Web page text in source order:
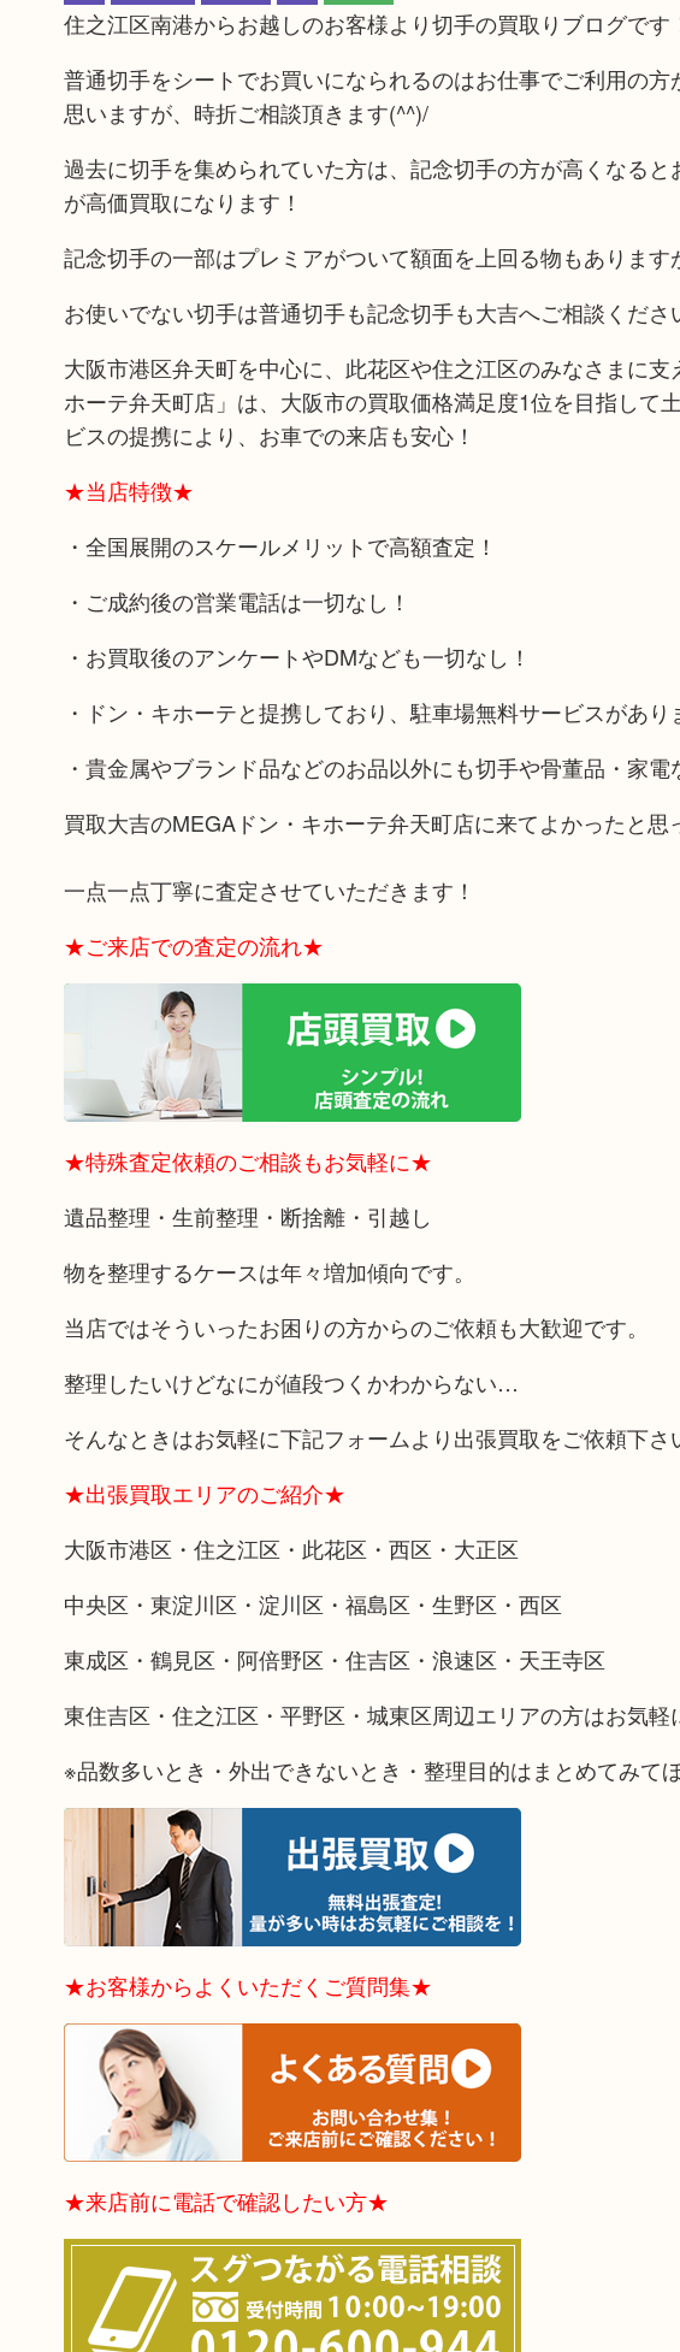
住之江区南港からお越しのお客様より切手の買取りブログです
普通切手をシートでお買いになられるのはお仕事でご利用の
思いますが、時折ご相談頂きます(^^)/
過去に切手を集められていた方は、記念切手の方が高くなる
が高価買取になります！
記念切手の一部はプレミアがついて額面を上回る物もありま
お使いでない切手は普通切手も記念切手も大吉へご相談くださ
大阪市港区弁天町を中心に、此花区や住之江区のみなさまに
ホーテ弁天町店」は、大阪市の買取価格満足度1位を目指して
ビスの提携により、お車での来店も安心！
★当店特徴★
・全国展開のスケールメリットで高額査定！
・ご成約後の営業電話は一切なし！
・お買取後のアンケートやDMなども一切なし！
・ドン・キホーテと提携しており、駐車場無料サービスがあり
・貴金属やブランド品などのお品以外にも切手や骨董品・家
買取大吉のMEGAドン・キホーテ弁天町店に来てよかったと思
一点一点丁寧に査定させていただきます！
★ご来店での査定の流れ★
★特殊査定依頼のご相談もお気軽に★
遺品整理・生前整理・断捨離・引越し
物を整理するケースは年々増加傾向です。
当店ではそういったお困りの方からのご依頼も大歓迎です。
整理したいけどなにが値段つくかわからない…
そんなときはお気軽に下記フォームより出張買取をご依頼下さ
★出張買取エリアのご紹介★
大阪市港区・住之江区・此花区・西区・大正区
中央区・東淀川区・淀川区・福島区・生野区・西区
東成区・鶴見区・阿倍野区・住吉区・浪速区・天王寺区
東住吉区・住之江区・平野区・城東区周辺エリアの方はお気軽
※品数多いとき・外出できないとき・整理目的はまとめてみて
★お客様からよくいただくご質問集★
★来店前に電話で確認したい方★